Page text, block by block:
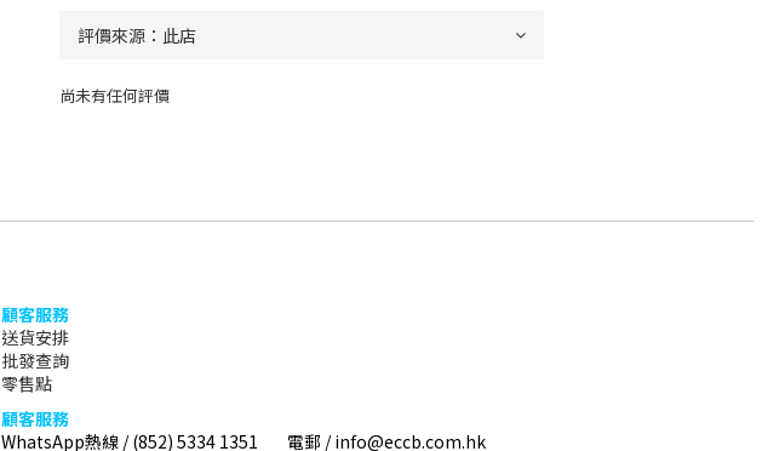
尚未有任何評價
顧客服務
送貨安排
批發查詢
零售點
顧客服務
WhatsApp熱線 / (852) 5334 1351 電郵 / info@eccb.com.hk